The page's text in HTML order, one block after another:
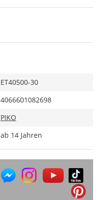
ET40500-30
4066601082698
PIKO
ab 14 Jahren